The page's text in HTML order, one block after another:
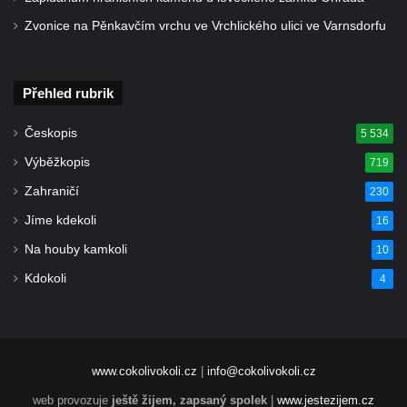
Misijní kříž na kostele svatého Václava v
Centrální kříž hřbitova v Krásné u Pěnčína
Boží muka v zámeckém parku Dolního
zámku v Teplicích nad Metují
Kříž na náměstí Aloise Jiráska v Teplicích
Antoníčka v Teplicích nad Metují
Kříž u kostela Nanebevzetí Panny Marie v
Zvonice na Pěnkavčím vrchu ve Vrchlického ulici ve Varnsdorfu
Přehled rubrik
Českopis 5 534
Výběžkopis 719
Zahraničí 230
Jíme kdekoli 16
Na houby kamkoli 10
Kdokoli 4
www.cokolivokoli.cz | info@cokolivokoli.cz
web provozuje ještě žijem, zapsaný spolek | www.jestezijem.cz